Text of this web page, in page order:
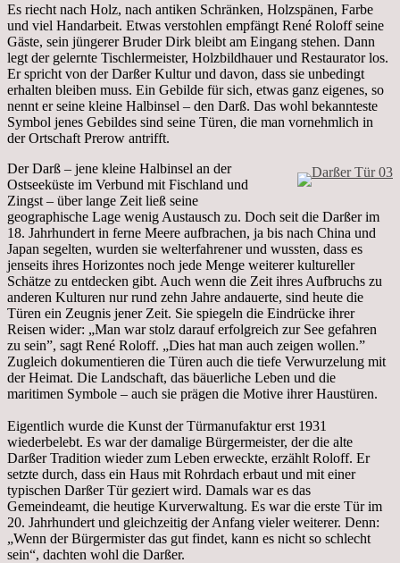
Es riecht nach Holz, nach antiken Schränken, Holzspänen, Farbe
und viel Handarbeit. Etwas verstohlen empfängt René Roloff seine
Gäste, sein jüngerer Bruder Dirk bleibt am Eingang stehen. Dann
legt der gelernte Tischlermeister, Holzbildhauer und Restaurator los.
Er spricht von der Darßer Kultur und davon, dass sie unbedingt
erhalten bleiben muss. Ein Gebilde für sich, etwas ganz eigenes, so
nennt er seine kleine Halbinsel – den Darß. Das wohl bekannteste
Symbol jenes Gebildes sind seine Türen, die man vornehmlich in
der Ortschaft Prerow antrifft.
Der Darß – jene kleine Halbinsel an der
Ostseeküste im Verbund mit Fischland und
Zingst – über lange Zeit ließ seine
geographische Lage wenig Austausch zu. Doch seit die Darßer im
18. Jahrhundert in ferne Meere aufbrachen, ja bis nach China und
Japan segelten, wurden sie welterfahrener und wussten, dass es
jenseits ihres Horizontes noch jede Menge weiterer kultureller
Schätze zu entdecken gibt. Auch wenn die Zeit ihres Aufbruchs zu
anderen Kulturen nur rund zehn Jahre andauerte, sind heute die
Türen ein Zeugnis jener Zeit. Sie spiegeln die Eindrücke ihrer
Reisen wider: „Man war stolz darauf erfolgreich zur See gefahren
zu sein”, sagt René Roloff. „Dies hat man auch zeigen wollen.”
Zugleich dokumentieren die Türen auch die tiefe Verwurzelung mit
der Heimat. Die Landschaft, das bäuerliche Leben und die
maritimen Symbole – auch sie prägen die Motive ihrer Haustüren.
Eigentlich wurde die Kunst der Türmanufaktur erst 1931
wiederbelebt. Es war der damalige Bürgermeister, der die alte
Darßer Tradition wieder zum Leben erweckte, erzählt Roloff. Er
setzte durch, dass ein Haus mit Rohrdach erbaut und mit einer
typischen Darßer Tür geziert wird. Damals war es das
Gemeindeamt, die heutige Kurverwaltung. Es war die erste Tür im
20. Jahrhundert und gleichzeitig der Anfang vieler weiterer. Denn:
„Wenn der Bürgermister das gut findet, kann es nicht so schlecht
sein“, dachten wohl die Darßer.